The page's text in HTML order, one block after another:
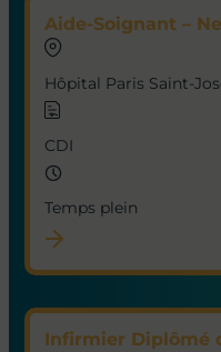
Aide-Soignant –
Hôpital Paris Saint-
CDI
Temps plein
Infirmier Diplômé